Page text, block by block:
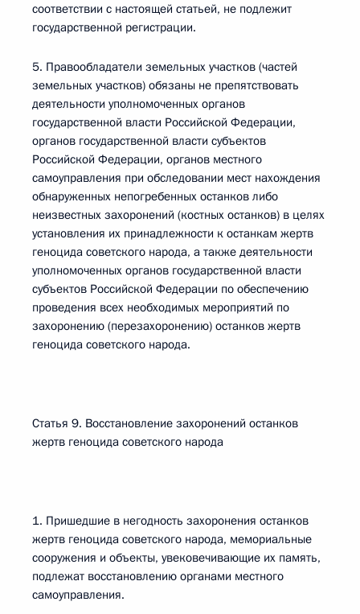
соответствии с настоящей статьей, не подлежит
государственной регистрации.
5. Правообладатели земельных участков (частей
земельных участков) обязаны не препятствовать
деятельности уполномоченных органов
государственной власти Российской Федерации,
органов государственной власти субъектов
Российской Федерации, органов местного
самоуправления при обследовании мест нахождения
обнаруженных непогребенных останков либо
неизвестных захоронений (костных останков) в целях
установления их принадлежности к останкам жертв
геноцида советского народа, а также деятельности
уполномоченных органов государственной власти
субъектов Российской Федерации по обеспечению
проведения всех необходимых мероприятий по
захоронению (перезахоронению) останков жертв
геноцида советского народа.
Статья 9. Восстановление захоронений останков
жертв геноцида советского народа
1. Пришедшие в негодность захоронения останков
жертв геноцида советского народа, мемориальные
сооружения и объекты, увековечивающие их память,
подлежат восстановлению органами местного
самоуправления.